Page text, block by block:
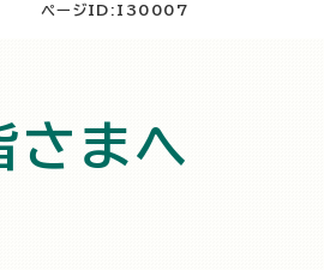
ページID:I30007
まへ